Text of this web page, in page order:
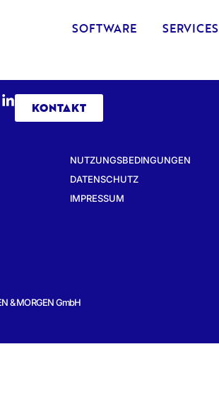
SOFTWARE SERVICES
KONTAKT
NUTZUNGSBEDINGUNGEN
DATENSCHUTZ
IMPRESSUM
& MORGEN GmbH